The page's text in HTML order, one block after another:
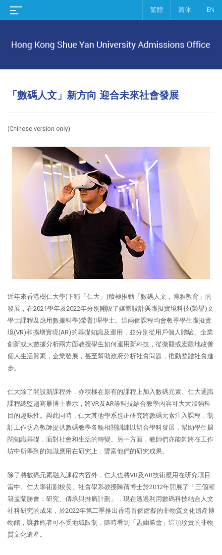
繁體 简体 EN
「數碼人文」新方向 迎合未來社會發展
(Chinese version only)
近年來香港樹仁大學(下稱「仁大」)積極推動「數碼人文，博雅教育」的
發展，在2021學年及2022年分別開設了媒體設計與虛擬實境科技(榮譽)文
學士課程及應用數據科學(榮譽)理學士。這兩個課程均會教導學生虛擬實
境(VR)和擴增實境(AR)的基礎知識及運用，並分別從用戶個人體驗、企業
創新或大數據分析兩方面教授學生如何運用新科技，從微觀或宏觀地改善
個人生活質素，企業發展，甚至幫助政府分析社會問題，推動整體社會進
步。
仁大除了開設新課程外，亦積極在原有的課程上加入數碼元素。仁大通識
課程總監趙騫雁博士表示，將VR及AR等科技結合教學內容可大大加強科
目的趣味性。與此同時，仁大其他學系也正研究將數碼元素注入課程，制
訂工作坊為教師提供數碼教學各種相關訓練以切合學科發展，幫助學生擴
闊知識基礎，面對社會和生活的轉變。另一方面，教師們亦能夠將在工作
坊中所學到的知識應用在研究上，豐富他們的研究成果。
除了將數碼元素融入課程內容外，仁大也將VR及AR技術應用在研究項目
當中。仁大學術副校長、社會學系教授陳蒨博士於2012年開展了「三個潮
籍盂蘭勝會：研究、傳承與推廣計劃」，現在透過利用數碼科技結合人文
社科研究的成果，於2022年第二季推出香港首個虛擬的非物質文化遺產博
物館，讓參觀者可不受地域限制，隨時看到「盂蘭勝會」這項珍貴的非物
質文化遺產。